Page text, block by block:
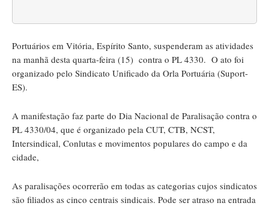
Portuários em Vitória, Espírito Santo, suspenderam as atividades
na manhã desta quarta-feira (15) contra o PL 4330. O ato foi
organizado pelo Sindicato Unificado da Orla Portuária (Suport-
ES).
A manifestação faz parte do Dia Nacional de Paralisação contra o
PL 4330/04, que é organizado pela CUT, CTB, NCST,
Intersindical, Conlutas e movimentos populares do campo e da
cidade,
As paralisações ocorrerão em todas as categorias cujos sindicatos
são filiados as cinco centrais sindicais. Pode ser atraso na entrada